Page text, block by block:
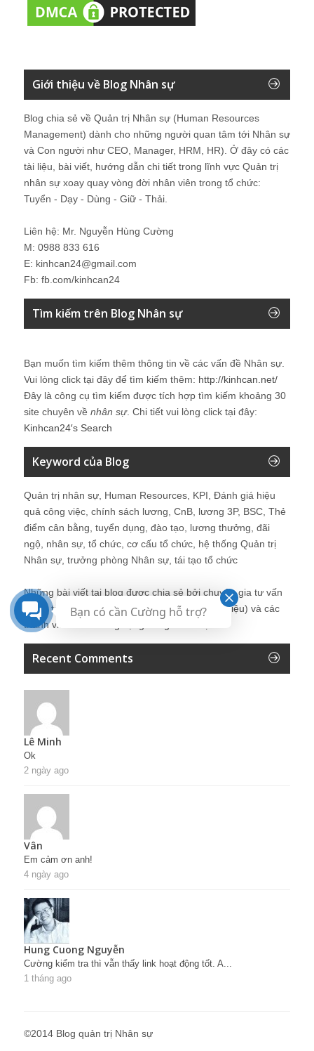
Giới thiệu về Blog Nhân sự
Blog chia sẻ về Quản trị Nhân sự (Human Resources
Management) dành cho những người quan tâm tới Nhân sự
và Con người như CEO, Manager, HRM, HR). Ở đây có các
tài liệu, bài viết, hướng dẫn chi tiết trong lĩnh vực Quản trị
nhân sự xoay quay vòng đời nhân viên trong tổ chức:
Tuyển - Dạy - Dùng - Giữ - Thải.
Liên hệ: Mr. Nguyễn Hùng Cường
M: 0988 833 616
E: kinhcan24@gmail.com
Fb: fb.com/kinhcan24
Tìm kiếm trên Blog Nhân sự
Bạn muốn tìm kiếm thêm thông tin về các vấn đề Nhân sự
Vui lòng click tại đây để tìm kiếm thêm: http://kinhcan.net/
Đây là công cụ tìm kiếm được tích hợp tìm kiếm khoảng 30
site chuyên về nhân sự. Chi tiết vui lòng click tại đây:
Kinhcan24′s Search
Keyword của Blog
Quản trị nhân sự, Human Resources, KPI, Đánh giá hiệu
quả công việc, chính sách lương, CnB, lương 3P, BSC, Thẻ
điểm cân bằng, tuyển dụng, đào tạo, lương thưởng, đãi
ngộ, nhân sự, tổ chức, cơ cấu tổ chức, hệ thống Quản trị
Nhân sự, trưởng phòng Nhân sự, tái tạo tổ chức
Những bài viết tại blog được chia sẻ bởi chuyên gia tư vấn
Quản trị Nhân sự Nguyễn Hùng Cường (giới thiệu) và các
thành viên khác trong cộng đồng Nhân sự.
Recent Comments
Lê Minh
Ok
2 ngày ago
Vân
Em cảm ơn anh!
4 ngày ago
Hung Cuong Nguyễn
Cường kiểm tra thì vẫn thấy link hoạt động tốt. A...
1 tháng ago
©2014 Blog quản trị Nhân sự
Bạn có cần Cường hỗ trợ?